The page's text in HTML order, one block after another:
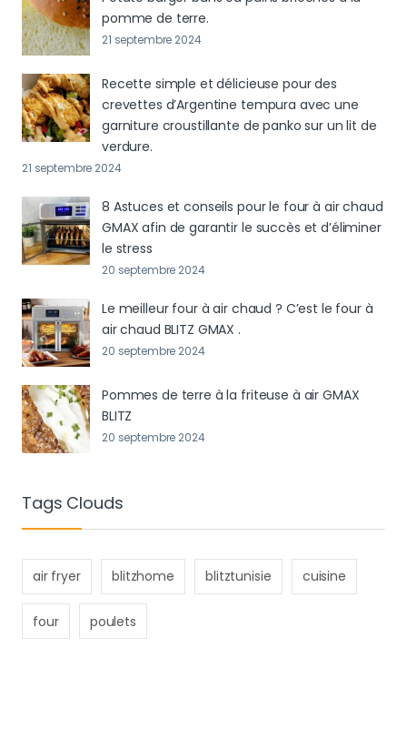
pomme de terre.
21 septembre 2024
Recette simple et délicieuse pour des
crevettes d’Argentine tempura avec une
garniture croustillante de panko sur un lit de
verdure.
21 septembre 2024
8 Astuces et conseils pour le four à air chaud
GMAX afin de garantir le succès et d’éliminer
le stress
20 septembre 2024
Le meilleur four à air chaud ? C’est le four à
air chaud BLITZ GMAX .
20 septembre 2024
Pommes de terre à la friteuse à air GMAX
BLITZ
20 septembre 2024
Tags Clouds
air fryer blitzhome blitztunisie cuisine
four poulets